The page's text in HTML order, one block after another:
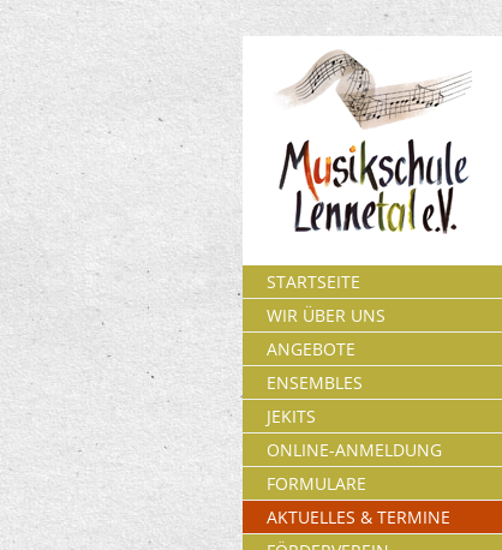
STARTSEITE
WIR ÜBER UNS
ANGEBOTE
ENSEMBLES
JEKITS
ONLINE-ANMELDUNG
FORMULARE
AKTUELLES & TERMINE